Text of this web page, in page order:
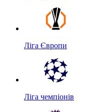
Ліга Європи
Ліга чемпіонів